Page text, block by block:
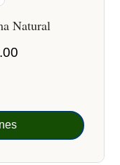
Natural
$650.00